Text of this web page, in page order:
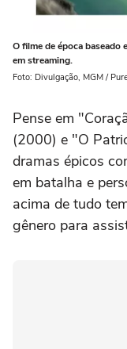
O filme de época baseado
em streaming.
Foto: Divulgação, MGM /
Pense em
(2000) e "O
dramas épicos
em batalha e
acima de tudo
gênero para